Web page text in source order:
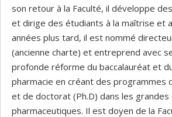
son retour à la Faculté, il développe
et dirige des étudiants à la maîtrise et
années plus tard, il est nommé
(ancienne charte) et entreprend avec
profonde réforme du baccalauréat et
pharmacie en créant des programmes
et de doctorat (Ph.D) dans les grandes
pharmaceutiques. Il est doyen de la